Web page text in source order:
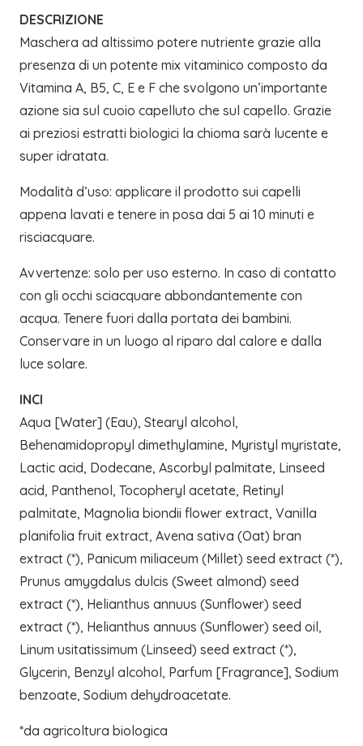
DESCRIZIONE
Maschera ad altissimo potere nutriente grazie alla
presenza di un potente mix vitaminico composto da
Vitamina A, B5, C, E e F che svolgono un’importante
azione sia sul cuoio capelluto che sul capello. Grazie
ai preziosi estratti biologici la chioma sarà lucente e
super idratata.
Modalità d’uso: applicare il prodotto sui capelli
appena lavati e tenere in posa dai 5 ai 10 minuti e
risciacquare.
Avvertenze: solo per uso esterno. In caso di contatto
con gli occhi sciacquare abbondantemente con
acqua. Tenere fuori dalla portata dei bambini.
Conservare in un luogo al riparo dal calore e dalla
luce solare.
INCI
Aqua [Water] (Eau), Stearyl alcohol,
Behenamidopropyl dimethylamine, Myristyl myristate,
Lactic acid, Dodecane, Ascorbyl palmitate, Linseed
acid, Panthenol, Tocopheryl acetate, Retinyl
palmitate, Magnolia biondii flower extract, Vanilla
planifolia fruit extract, Avena sativa (Oat) bran
extract (*), Panicum miliaceum (Millet) seed extract (*),
Prunus amygdalus dulcis (Sweet almond) seed
extract (*), Helianthus annuus (Sunflower) seed
extract (*), Helianthus annuus (Sunflower) seed oil,
Linum usitatissimum (Linseed) seed extract (*),
Glycerin, Benzyl alcohol, Parfum [Fragrance], Sodium
benzoate, Sodium dehydroacetate.
*da agricoltura biologica